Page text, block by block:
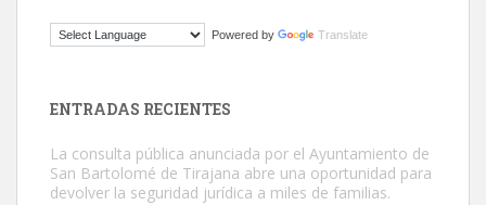
El ayuntamiento se va a llevar a Los Gatos callejeros de la zona los
Powered by Translate
ENTRADAS RECIENTES
La consulta pública anunciada por el Ayuntamiento de
San Bartolomé de Tirajana abre una oportunidad para
devolver la seguridad jurídica a miles de familias.